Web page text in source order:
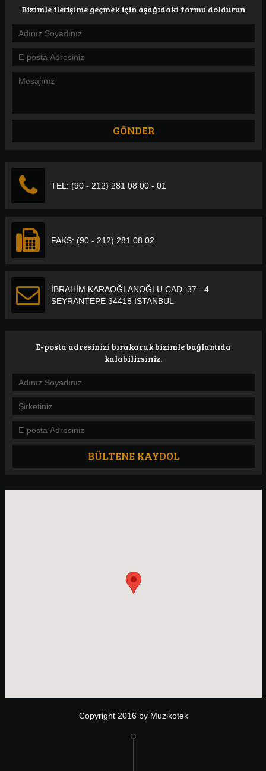
Bizimle iletişime geçmek için aşağıdaki formu doldurun
TEL: (90 - 212) 281 08 00 - 01
FAKS: (90 - 212) 281 08 02
İBRAHİM KARAOĞLANOĞLU CAD. 37 - 4
SEYRANTEPE 34418 İSTANBUL
E-posta adresinizi bırakarak bizimle bağlantıda
kalabilirsiniz.
Copyright 2016 by Muzikotek